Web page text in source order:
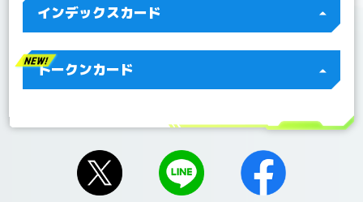
インデックスカード
トークンカード